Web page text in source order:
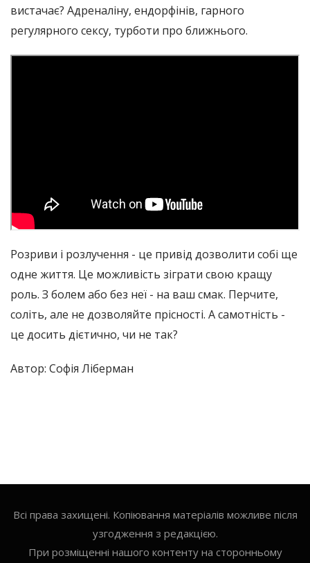
вистачає? Адреналіну, ендорфінів, гарного
регулярного сексу, турботи про ближнього.
Розриви і розлучення - це привід дозволити собі ще
одне життя. Це можливість зіграти свою кращу
роль. З болем або без неї - на ваш смак. Перчите,
соліть, але не дозволяйте прісності. А самотність -
це досить дієтично, чи не так?
Автор: Софія Ліберман
Всі права захищені. Копіювання матеріалів можливе після
узгодження з редакцією.
При розміщенні нашого контенту на сторонньому